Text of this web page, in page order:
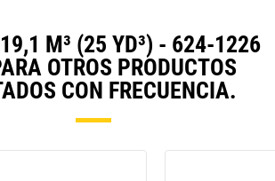
M³ (25 YD³) - 624-1226
OTROS PRODUCTOS
CON FRECUENCIA.